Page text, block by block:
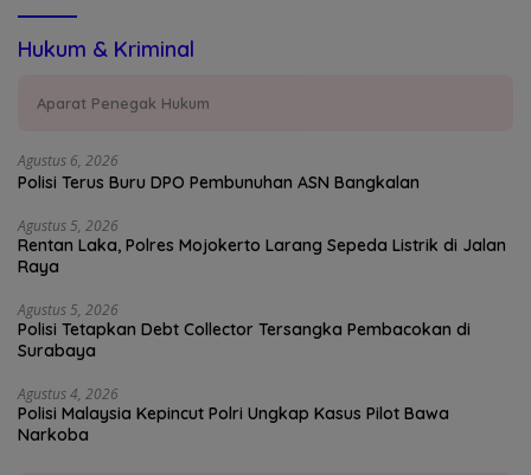
Hukum & Kriminal
Aparat Penegak Hukum
Agustus 6, 2026
Polisi Terus Buru DPO Pembunuhan ASN Bangkalan
Agustus 5, 2026
Rentan Laka, Polres Mojokerto Larang Sepeda Listrik di Jalan
Raya
Agustus 5, 2026
Polisi Tetapkan Debt Collector Tersangka Pembacokan di
Surabaya
Agustus 4, 2026
Polisi Malaysia Kepincut Polri Ungkap Kasus Pilot Bawa
Narkoba